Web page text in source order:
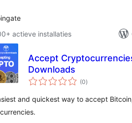
actieve installaties
Accept
Downloads
(0totaal
waarderingen
)
and quickest way to accept